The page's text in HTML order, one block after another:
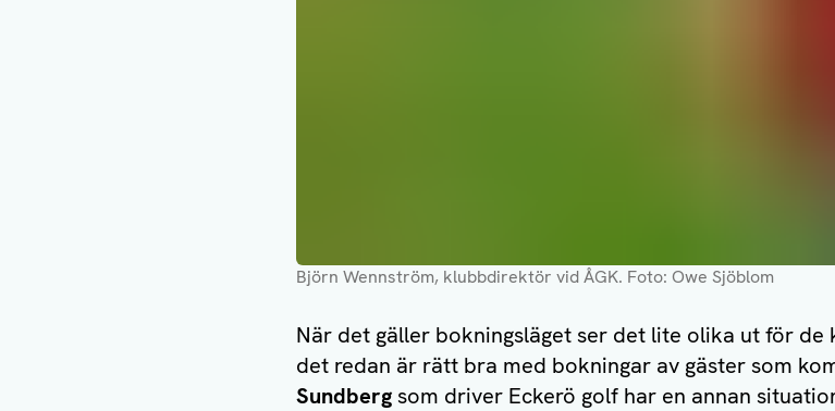
Björn Wennström, klubbdirektör vid ÅGK. Foto: Owe Sjöblom
När det gäller bokningsläget ser det lite olika ut för de
det redan är rätt bra med bokningar av gäster som
Sundbergsom driver Eckerö golf har en annan